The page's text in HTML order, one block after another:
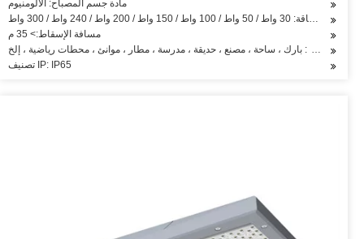
مادة جسم المصباح: الألومنيوم
الطاقة: 30 واط / 50 واط / 100 واط / 150 واط / 200 واط / 240 واط / 300 واط
مسافة الإسقاط:> 35 م
التطبيق: بارك ، ساحة ، مصنع ، حديقة ، مدرسة ، مطار ، موانئ ، محطات رياضية ، إلخ
تصنيف IP: IP65